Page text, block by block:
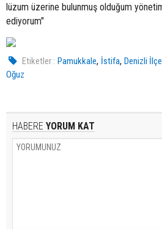
lüzum üzerine bulunmuş olduğum
ediyorum"
Etiketler : Pamukkale, İstifa,Denizli İlçe
Oğuz
HABERE YORUM KAT